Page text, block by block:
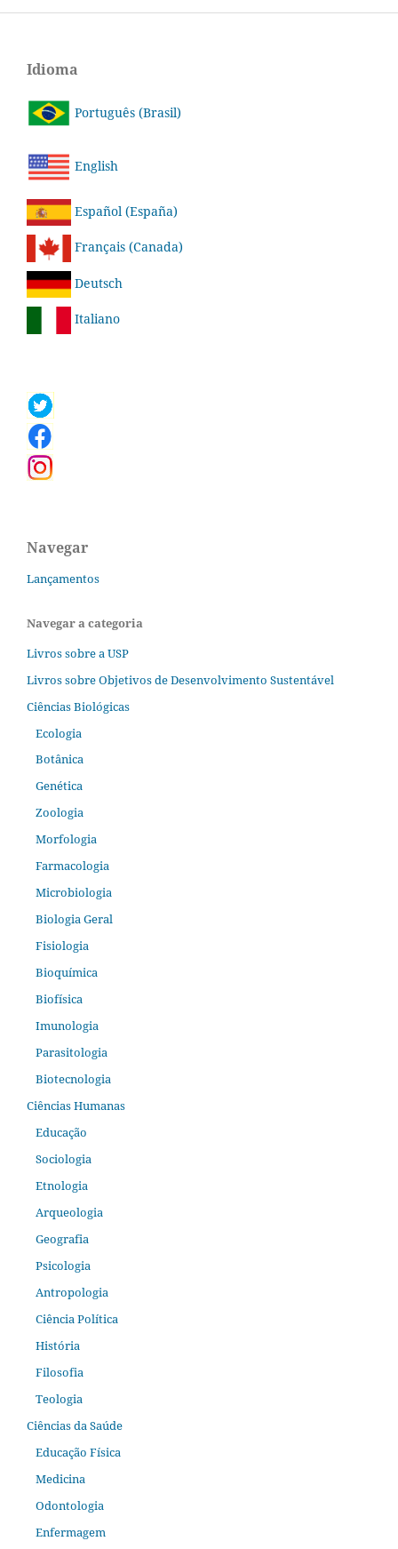
Idioma
Português (Brasil)
English
Español (España)
Français (Canada)
Deutsch
Italiano
Navegar
Lançamentos
Navegar a categoria
Livros sobre a USP
Livros sobre Objetivos de Desenvolvimento Sustentável
Ciências Biológicas
Ecologia
Botânica
Genética
Zoologia
Morfologia
Farmacologia
Microbiologia
Biologia Geral
Fisiologia
Bioquímica
Biofísica
Imunologia
Parasitologia
Biotecnologia
Ciências Humanas
Educação
Sociologia
Etnologia
Arqueologia
Geografia
Psicologia
Antropologia
Ciência Política
História
Filosofia
Teologia
Ciências da Saúde
Educação Física
Medicina
Odontologia
Enfermagem